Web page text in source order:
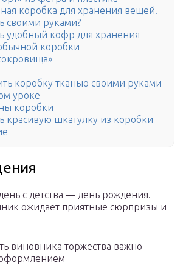
коробка для хранения вещей.
своими руками?
удобный кофр для хранения
коробки
коробку тканью своими руками
уроке
коробки
красивую шкатулку из коробки
с детства — день рождения.
ожидает приятные сюрпризы и
виновника торжества важно
оформлением